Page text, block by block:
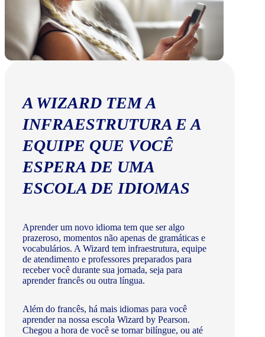
A WIZARD TEM A
INFRAESTRUTURA E A
EQUIPE QUE VOCÊ
ESPERA DE UMA
ESCOLA DE IDIOMAS
Aprender um novo idioma tem que ser algo
prazeroso, momentos não apenas de gramáticas e
vocabulários. A Wizard tem infraestrutura, equipe
de atendimento e professores preparados para
receber você durante sua jornada, seja para
aprender francês ou outra língua.
Além do francês, há mais idiomas para você
aprender na nossa escola Wizard by Pearson.
Chegou a hora de você se tornar bilíngue, ou até